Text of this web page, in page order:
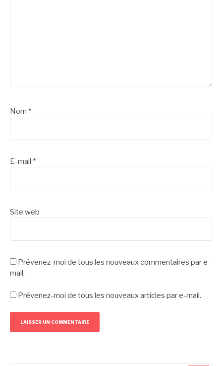
Nom *
E-mail *
Site web
Prévenez-moi de tous les nouveaux commentaires par e-
mail.
Prévenez-moi de tous les nouveaux articles par e-mail.